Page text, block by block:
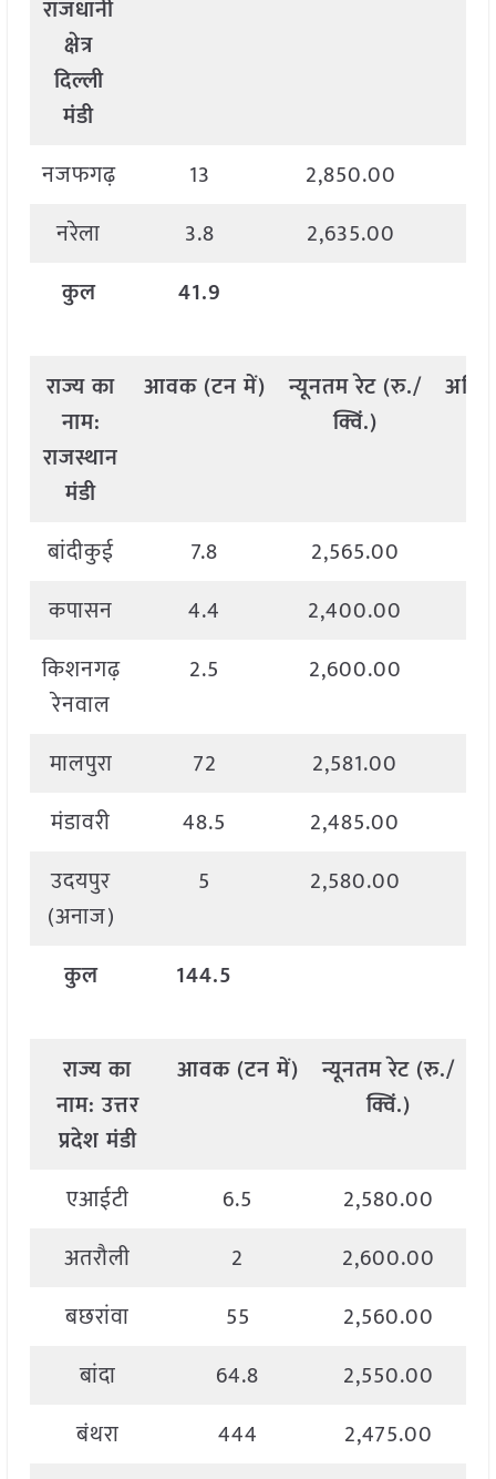
राजधानी
क्षेत्र
दिल्ली
मंडी
नजफगढ़
13 2,850.00
नरेला
3.8 2,635.00
कुल
41.9
राज्यका
नाम:
राजस्थान
मंडी
आवक (टनमें) न्यूनतमरेट (रु./
क्विं.)
बांदीकुई 7.8 2,565.00
कपासन
4.4 2,400.00
किशनगढ़
रेनवाल
2.5 2,600.00
मालपुरा 72 2,581.00
मंडावरी
48.5 2,485.00
उदयपुर
(अनाज)
5 2,580.00
कुल 144.5
राज्यका
नाम:उत्तर
प्रदेश मंडी
आवक (टनमें) न्यूनतमरेट (रु./
क्विं.)
एआईटी 6.5
2,580.00
अतरौली
2
2,600.00
बछरांवा
55
2,560.00
बांदा
64.8
2,550.00
बंथरा
444
2,475.00